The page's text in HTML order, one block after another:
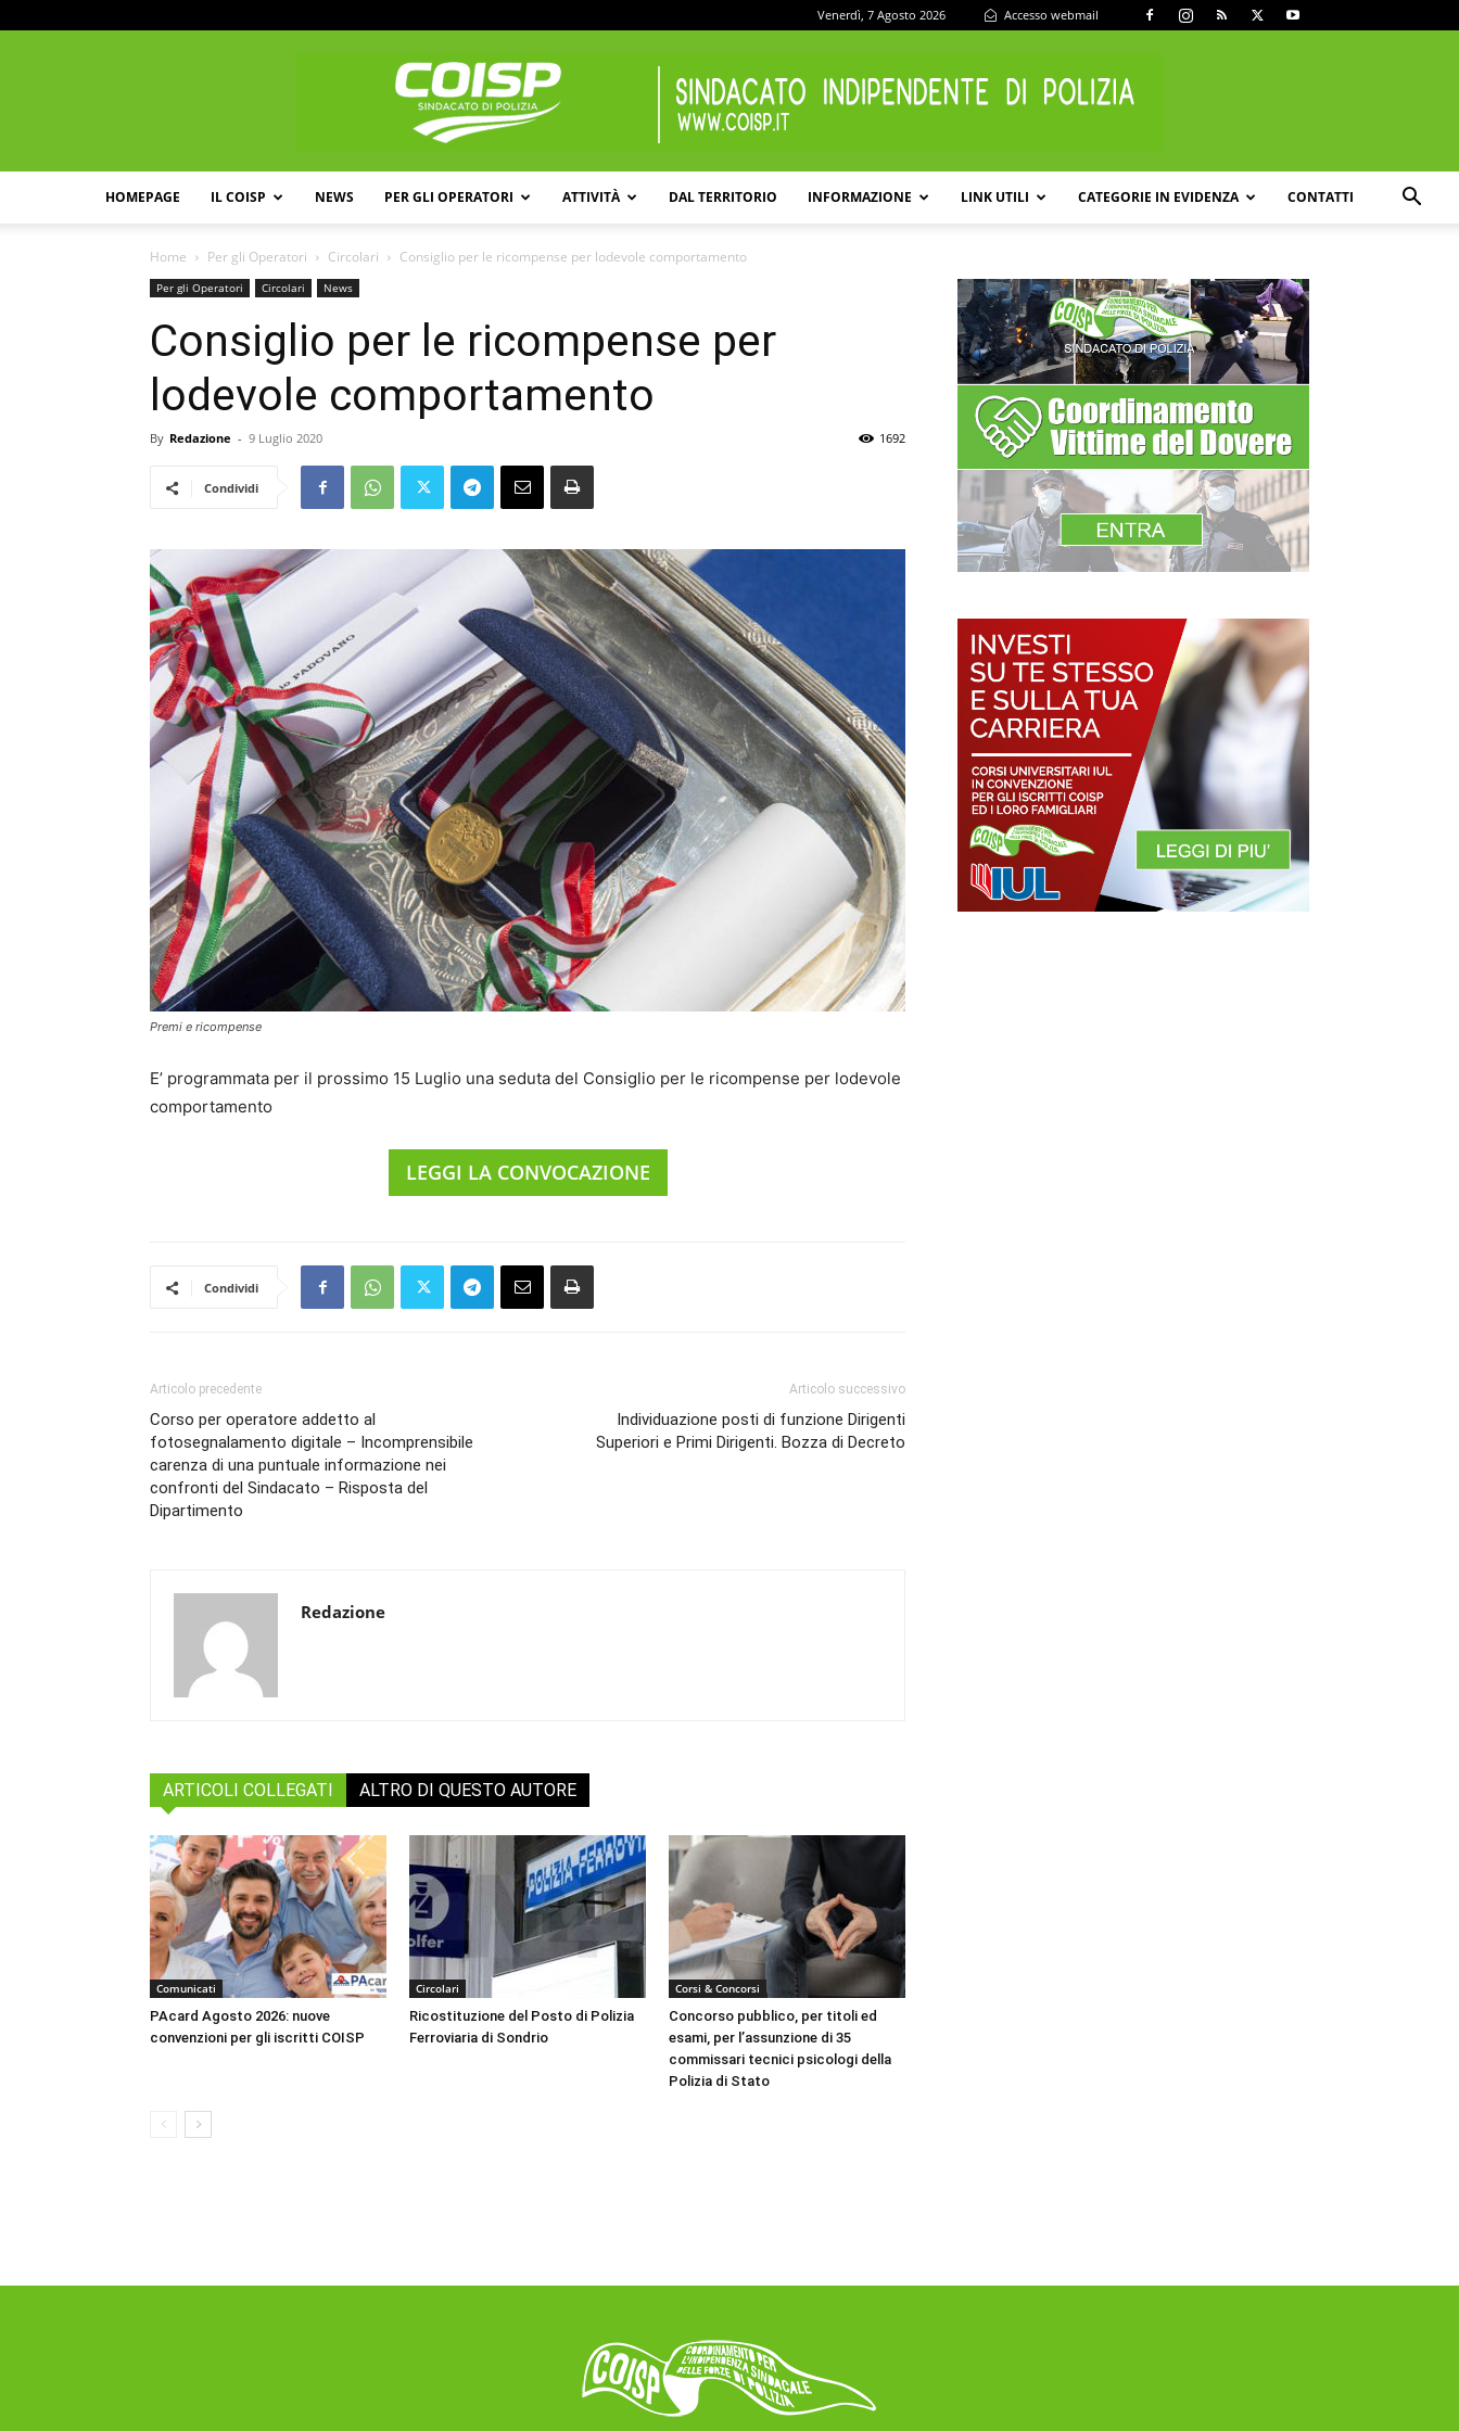
Venerdì, 7 Agosto 2026 Accesso webmail
HOMEPAGE IL COISP NEWS PER GLI OPERATORI ATTIVITÀ DAL TERRITORIO INFORMAZIONE LINK UTILI CATEGORIE IN EVIDENZA CONTATTI
Home Per gli Operatori Circolari Consiglio per le ricompense per lodevole comportamento
Per gli Operatori Circolari News
Consiglio per le ricompense per
lodevole comportamento
By Redazione - 9 Luglio 2020 1692
Condividi
Premi e ricompense
E’ programmata per il prossimo 15 Luglio una seduta del Consiglio per le ricompense per lodevole
comportamento
LEGGI LA CONVOCAZIONE
Condividi
Articolo precedente
Corso per operatore addetto al
fotosegnalamento digitale – Incomprensibile
carenza di una puntuale informazione nei
confronti del Sindacato – Risposta del
Dipartimento
Articolo successivo
Individuazione posti di funzione Dirigenti
Superiori e Primi Dirigenti. Bozza di Decreto
Redazione
ARTICOLI COLLEGATI ALTRO DI QUESTO AUTORE
Comunicati
PAcard Agosto 2026: nuove
convenzioni per gli iscritti COISP
Circolari
Ricostituzione del Posto di Polizia
Ferroviaria di Sondrio
Corsi & Concorsi
Concorso pubblico, per titoli ed
esami, per l’assunzione di 35
commissari tecnici psicologi della
Polizia di Stato